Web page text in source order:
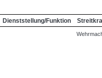
Dienststellung/Funktion